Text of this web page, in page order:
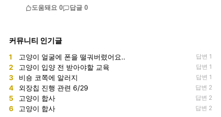
도움돼요 0 답글 0
커뮤니티 인기글
1 고양이 얼굴에 폰을 떨궈버렸어요.. 답변 1
2 고양이 입양 전 받아야할 교육 답변 1
3 비숑 코쪽에 알러지 답변 1
4 외장칩 진행 관련 6/29 답변 2
5 고양이 합사 답변 2
6 고양이 합사 답변 2